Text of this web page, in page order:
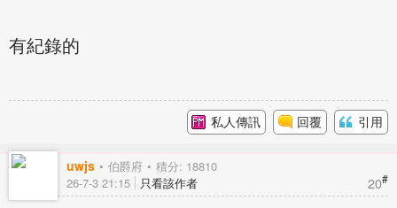
有紀錄的
私人傳訊 回覆 引用
uwjs 伯爵府 積分: 18810
20#
26-7-3 21:15 只看該作者